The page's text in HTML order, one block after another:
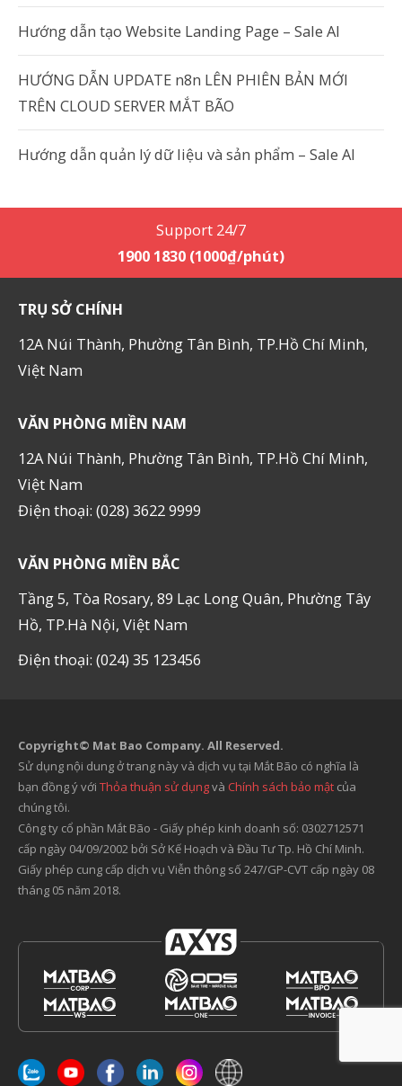
Hướng dẫn tạo Website Landing Page – Sale AI
HƯỚNG DẪN UPDATE n8n LÊN PHIÊN BẢN MỚI
TRÊN CLOUD SERVER MẮT BÃO
Hướng dẫn quản lý dữ liệu và sản phẩm – Sale AI
Support 24/7
1900 1830 (1000₫/phút)
TRỤ SỞ CHÍNH
12A Núi Thành, Phường Tân Bình, TP.Hồ Chí Minh,
Việt Nam
VĂN PHÒNG MIỀN NAM
12A Núi Thành, Phường Tân Bình, TP.Hồ Chí Minh,
Việt Nam
Điện thoại: (028) 3622 9999
VĂN PHÒNG MIỀN BẮC
Tầng 5, Tòa Rosary, 89 Lạc Long Quân, Phường Tây
Hồ, TP.Hà Nội, Việt Nam
Điện thoại: (024) 35 123456
Copyright© Mat Bao Company. All Reserved.
Sử dụng nội dung ở trang này và dịch vụ tại Mắt Bão có nghĩa là
bạn đồng ý với Thỏa thuận sử dụngvà Chính sách bảo mật của
chúng tôi.
Công ty cổ phần Mắt Bão - Giấy phép kinh doanh số: 0302712571
cấp ngày 04/09/2002 bởi Sở Kế Hoạch và Đầu Tư Tp. Hồ Chí Minh.
Giấy phép cung cấp dịch vụ Viễn thông số 247/GP-CVT cấp ngày 08
tháng 05 năm 2018.